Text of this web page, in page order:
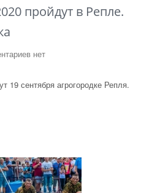
пройдут в Репле.
нет
19 сентября агрогородке Репля.